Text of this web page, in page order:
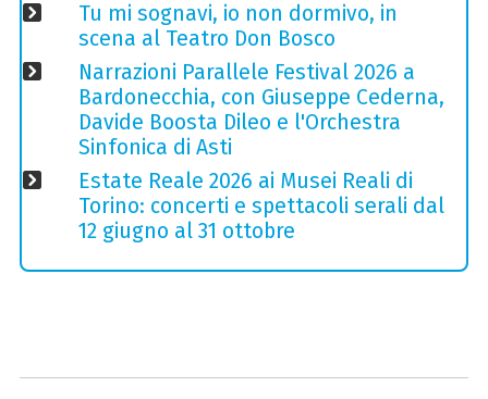
Tu mi sognavi, io non dormivo, in
scena al Teatro Don Bosco
Narrazioni Parallele Festival 2026 a
Bardonecchia, con Giuseppe Cederna,
Davide Boosta Dileo e l'Orchestra
Sinfonica di Asti
Estate Reale 2026 ai Musei Reali di
Torino: concerti e spettacoli serali dal
12 giugno al 31 ottobre